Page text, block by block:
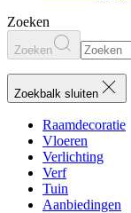
Zoeken
Zoeken
Zoekbalk sluiten
Raamdecoratie
Vloeren
Verlichting
Verf
Tuin
Aanbiedingen